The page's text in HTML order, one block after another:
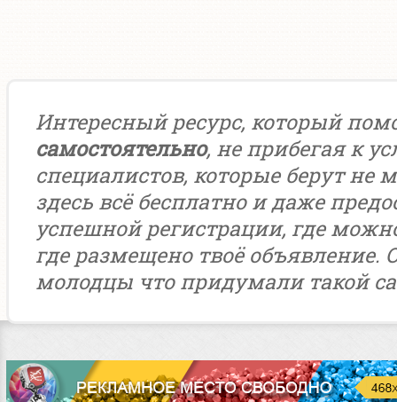
Интересный ресурс, который
самостоятельно, не прибегая к
специалистов, которые берут не
здесь всё бесплатно и даже
успешной регистрации, где
где размещено твоё объявление.
молодцы что придумали такой